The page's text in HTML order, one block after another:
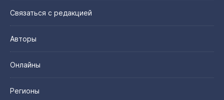
Связаться с редакцией
Авторы
Онлайны
Регионы